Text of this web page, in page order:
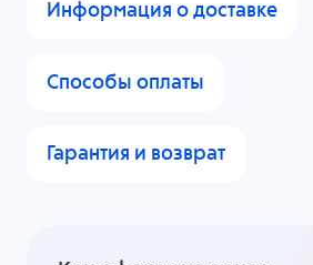
Информация о доставке
Способы оплаты
Гарантия и возврат